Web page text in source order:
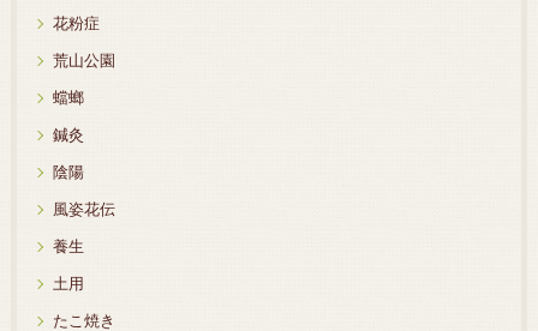
花粉症
荒山公園
蟷螂
鍼灸
陰陽
風姿花伝
養生
土用
たこ焼き